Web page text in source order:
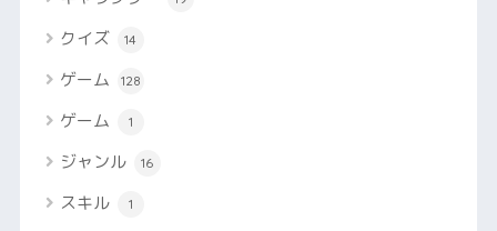
クイズ 14
ゲーム 128
ゲーム 1
ジャンル 16
スキル 1